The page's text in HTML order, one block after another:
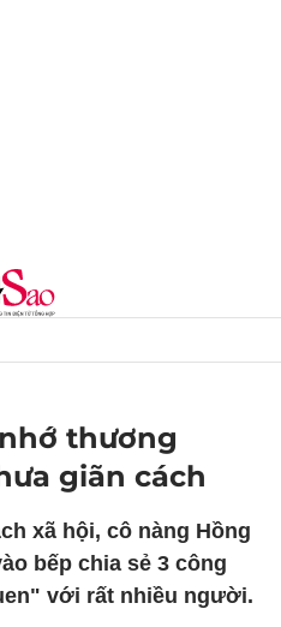
thương
giãn cách
xã hội, cô nàng Hồng
bếp chia sẻ 3 công
với rất nhiều người.